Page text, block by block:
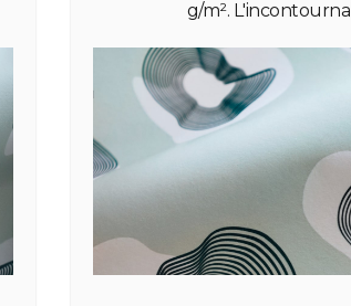
g/m².